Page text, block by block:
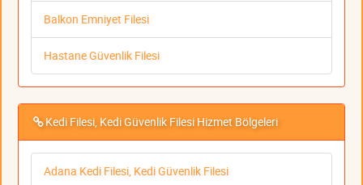
Balkon Emniyet Filesi
Hastane Güvenlik Filesi
Kedi Filesi, Kedi Güvenlik Filesi Hizmet Bölgeleri
Adana Kedi Filesi, Kedi Güvenlik Filesi